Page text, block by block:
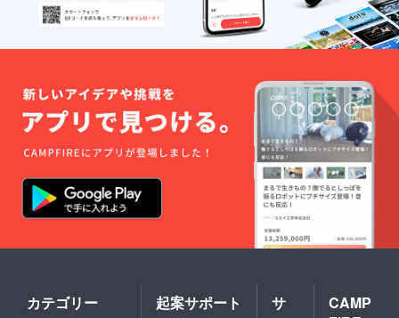
カテゴリー 起案サポート
サ
CAMP